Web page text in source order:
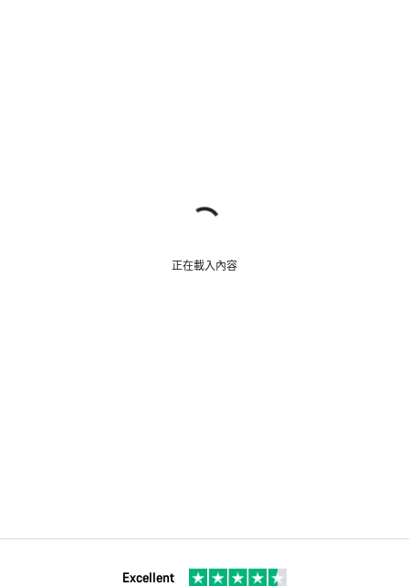
正在載入內容
Excellent